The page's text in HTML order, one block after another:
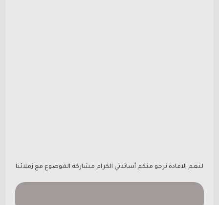
لتعم الافادة نرجو منكم أساتذتي الكرام مشاركة الموضوع مع زملائنا